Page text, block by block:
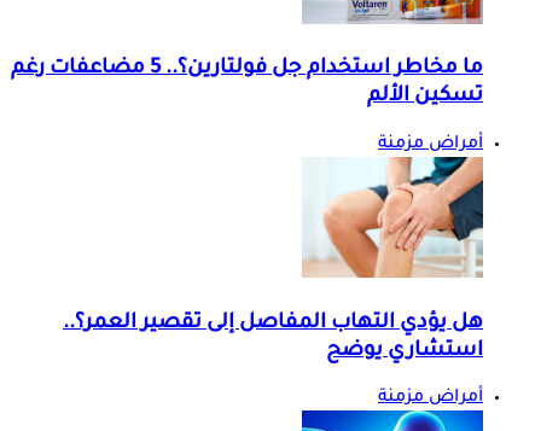
ما مخاطر استخدام جل فولتارين؟.. 5 مضاعفات رغم
تسكين الألم
أمراض مزمنة
هل يؤدي التهاب المفاصل إلى تقصير العمر؟..
استشاري يوضح
أمراض مزمنة